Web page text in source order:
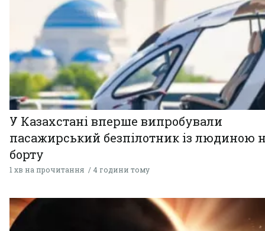
У Казахстані вперше випробували
пасажирський безпілотник із людиною
борту
1 хв на прочитання 4 години тому